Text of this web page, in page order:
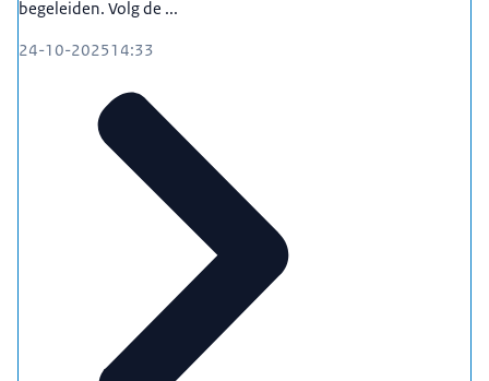
begeleiden. Volg de ...
24-10-202514:33